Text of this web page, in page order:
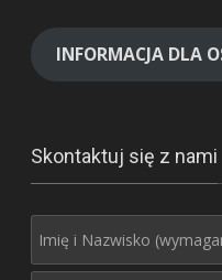
INFORMACJA DLA
Skontaktuj się z nami